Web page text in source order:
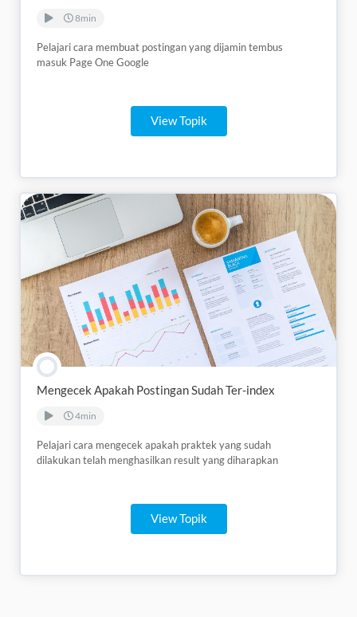
8min
Pelajari cara membuat postingan yang dijamin tembus
masuk Page One Google
View Topik
Mengecek Apakah Postingan Sudah Ter-index
4min
Pelajari cara mengecek apakah praktek yang sudah
dilakukan telah menghasilkan result yang diharapkan
View Topik